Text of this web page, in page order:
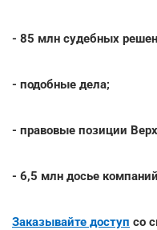
- 85 млн судебных
- подобные дела;
- правовые позиции
- 6,5 млн досье
Заказывайте доступ со